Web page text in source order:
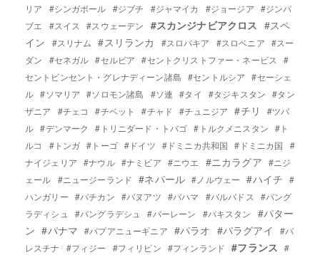
リア
#シンガポール #ジブチ #ジャマイカ #ジョージア #ジンバ
ブエ
#スイス #スウェーデン #スカンジナビアクロス #スペ
イン
#スリナム #スリランカ #スロバキア #スロベニア #スー
ダン
#セネガル #セルビア #セントクリストファー・ネービス
#
セントビンセント・グレナディーン諸島 #セントルシア
#セーシェ
ル #ソマリア #ソロモン諸島 #ソ連 #タイ #タジキスタン
#タン
ザニア
#チェコ #チベット #チャド #チュニジア #チリ
#ツバ
ル #デンマーク #トリニダード・トバゴ #トルクメニスタン #ト
ルコ
#トンガ #トーゴ #ドイツ #ドミニカ共和国 #ドミニカ国
#
ナイジェリア #ナウル #ナミビア #ニウエ #ニカラグア #ニジ
ェール #ニュージーランド #ネパール #ノルウェー #ハイチ
#
ハンガリー #バチカン #バヌアツ #バハマ #バルバドス
#バング
ラディシュ
#バングラデシュ #バーレーン #パキスタン
#パター
ン #パナマ #パプアニューギニア #パラオ #パラグアイ
#パ
レスチナ
#フィジー #フィリピン #フィンランド #フランス
#